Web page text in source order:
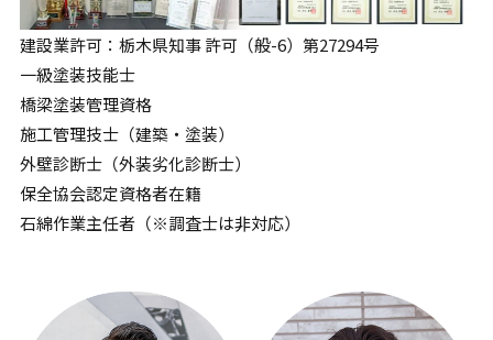
建設業許可：栃木県知事 許可（般-6）第27294号
一級塗装技能士
橋梁塗装管理資格
施工管理技士（建築・塗装）
外壁診断士（外装劣化診断士）
保全協会認定資格者在籍
石綿作業主任者（※調査士は非対応）